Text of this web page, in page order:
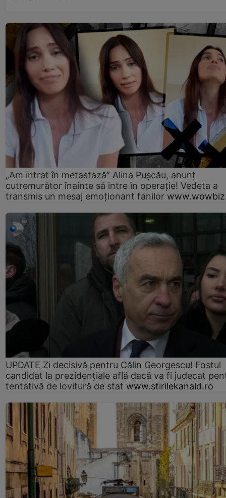
„Am intrat în metastază” Alina Pușcău, anunț
cutremurător înainte să intre în operație! Vedeta a
transmis un mesaj emoționant fanilor
UPDATE Zi decisivă pentru Călin Georgescu! Fostul
candidat la prezidențiale află dacă va fi judecat
tentativă de lovitură de stat www.stirilekanald.ro